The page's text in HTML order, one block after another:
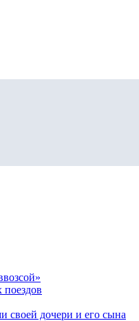
своей дочери и его сына